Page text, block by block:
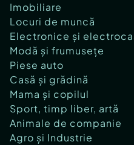
Imobiliare
Locuri de muncă
Electronice și
Modă și frumusețe
Piese auto
Casă și grădină
Mama și copilul
Sport, timp liber, artă
Animale de companie
Agro și Industrie